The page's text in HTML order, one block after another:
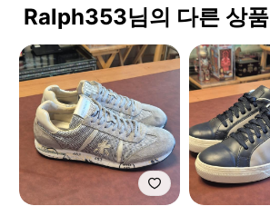
Ralph353님의 다른 상품